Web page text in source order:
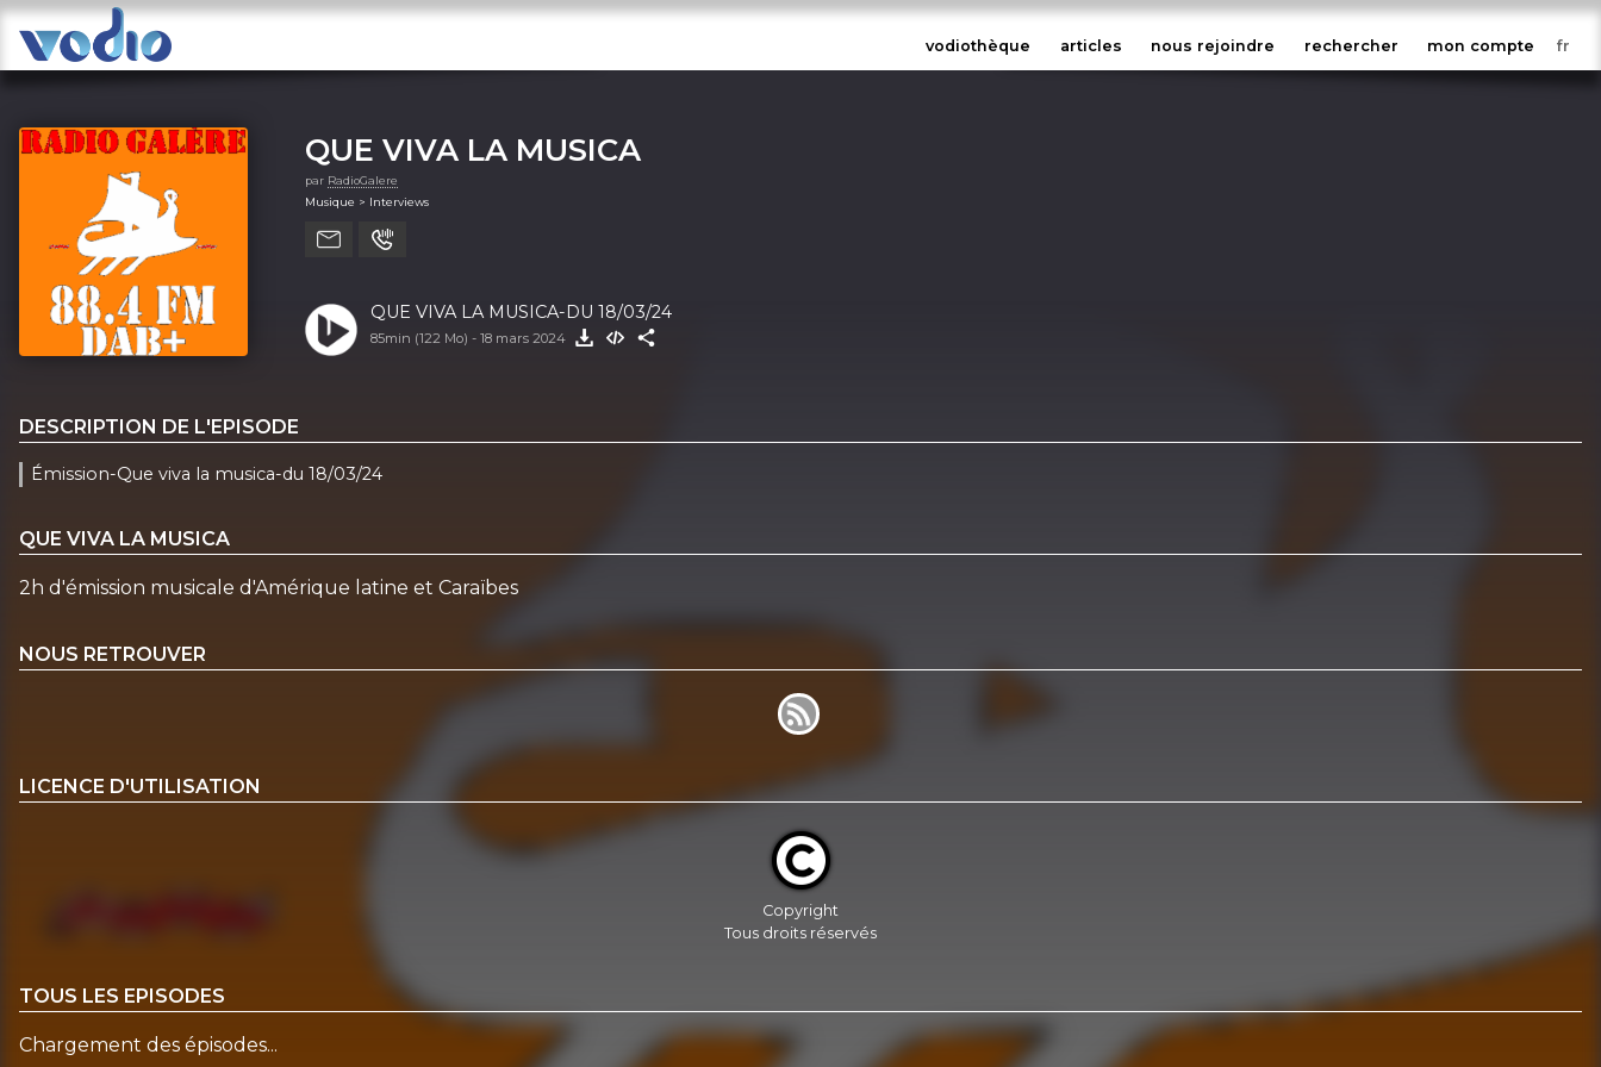
vodiothèque articles nous rejoindre rechercher mon compte
QUE VIVA LA MUSICA
par RadioGalere
Musique > Interviews
QUE VIVA LA MUSICA-DU 18/03/24
85min (122 Mo) - 18 mars 2024
DESCRIPTION DE L'EPISODE
Émission-Que viva la musica-du 18/03/24
QUE VIVA LA MUSICA
2h d'émission musicale d'Amérique latine et Caraïbes
NOUS RETROUVER
LICENCE D'UTILISATION
Copyright
Tous droits réservés
TOUS LES EPISODES
Chargement des épisodes...